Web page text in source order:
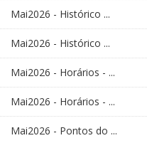
Mai2026 - Histórico ...
Mai2026 - Histórico ...
Mai2026 - Horários - ...
Mai2026 - Horários - ...
Mai2026 - Pontos do ...